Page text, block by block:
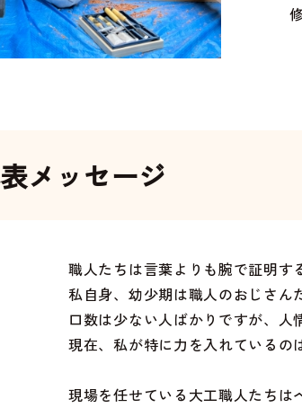
メッセージ
職人たちは言葉よりも腕で証明す
私自身、幼少期は職人のおじさん
口数は少ない人ばかりですが、人
現在、私が特に力を入れているの
現場を任せている大工職人たちは